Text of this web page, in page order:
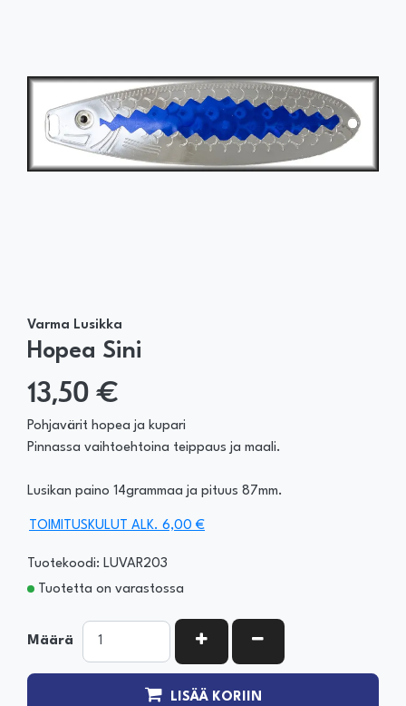
Varma Lusikka
Hopea Sini
13,50 €
Pohjavärit hopea ja kupari
Pinnassa vaihtoehtoina teippaus ja maali.
Lusikan paino 14grammaa ja pituus 87mm.
TOIMITUSKULUT ALK. 6,00 €
Tuotekoodi: LUVAR203
Tuotetta on varastossa
Määrä KASVATA MÄÄRÄÄ
VÄHENNÄ MÄÄRÄÄ
LISÄÄ KORIIN